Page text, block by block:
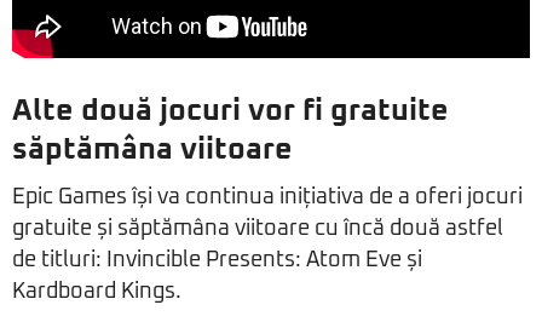
Alte două jocuri vor fi gratuite
săptămâna viitoare
Epic Games își va continua inițiativa de a oferi jocuri
gratuite și săptămâna viitoare cu încă două astfel
de titluri: Invincible Presents: Atom Eve și
Kardboard Kings.